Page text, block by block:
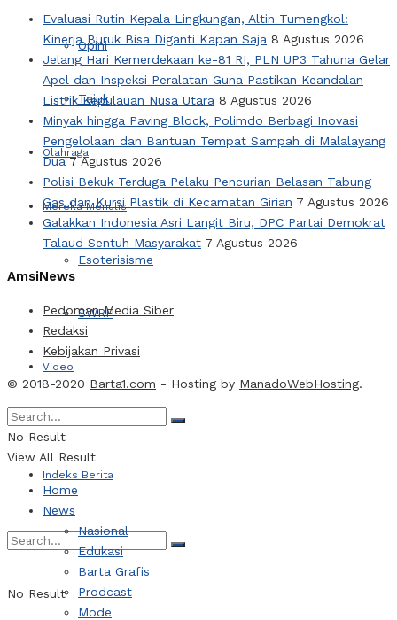
Opini
Tajuk
Olahraga
Mereka Menulis
Esoterisisme
SWRF
Video
Webtorial
Indeks Berita
No Result
Evaluasi Rutin Kepala Lingkungan, Altin Tumengkol:
Kinerja Buruk Bisa Diganti Kapan Saja 8 Agustus 2026
Jelang Hari Kemerdekaan ke-81 RI, PLN UP3 Tahuna Gelar
Apel dan Inspeksi Peralatan Guna Pastikan Keandalan
Listrik Kepulauan Nusa Utara 8 Agustus 2026
Minyak hingga Paving Block, Polimdo Berbagi Inovasi
Pengelolaan dan Bantuan Tempat Sampah di Malalayang
Dua 7 Agustus 2026
Polisi Bekuk Terduga Pelaku Pencurian Belasan Tabung
Gas dan Kursi Plastik di Kecamatan Girian 7 Agustus 2026
Galakkan Indonesia Asri Langit Biru, DPC Partai Demokrat
Talaud Sentuh Masyarakat 7 Agustus 2026
AmsiNews
Pedoman Media Siber
Redaksi
Kebijakan Privasi
© 2018-2020 Barta1.com - Hosting by ManadoWebHosting.
No Result
View All Result
Home
News
Nasional
Edukasi
Barta Grafis
Prodcast
Mode